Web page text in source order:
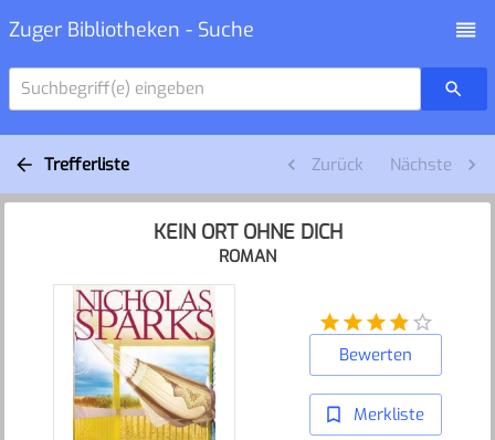
Zuger Bibliotheken - Suche
Suchbegriff(e) eingeben
Trefferliste Zurück Nächste
KEIN ORT OHNE DICH
ROMAN
Bewerten
Merkliste